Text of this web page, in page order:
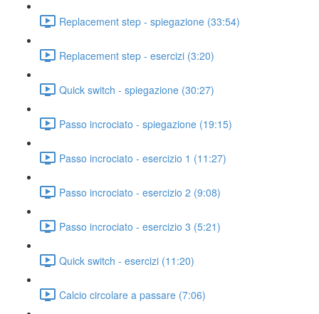
Replacement step - spiegazione (33:54)
Replacement step - esercizi (3:20)
Quick switch - spiegazione (30:27)
Passo incrociato - spiegazione (19:15)
Passo incrociato - esercizio 1 (11:27)
Passo incrociato - esercizio 2 (9:08)
Passo incrociato - esercizio 3 (5:21)
Quick switch - esercizi (11:20)
Calcio circolare a passare (7:06)